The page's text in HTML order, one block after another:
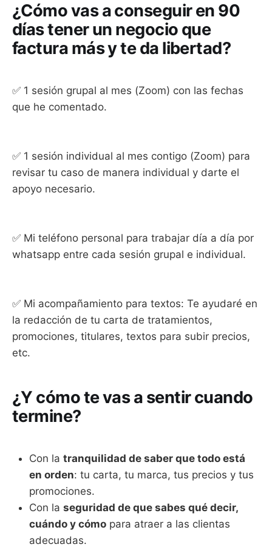
¿Cómo vas a conseguir en 90
días tener un negocio que
factura más y te da libertad?
✅ 1 sesión grupal al mes (Zoom) con las fechas
que he comentado.
✅ 1 sesión individual al mes contigo (Zoom) para
revisar tu caso de manera individual y darte el
apoyo necesario.
✅ Mi teléfono personal para trabajar día a día por
whatsapp entre cada sesión grupal e individual.
✅ Mi acompañamiento para textos: Te ayudaré en
la redacción de tu carta de tratamientos,
promociones, titulares, textos para subir precios,
etc.
¿Y cómo te vas a sentir cuando
termine?
Con la tranquilidad de saber que todo está
en orden: tu carta, tu marca, tus precios y tus
promociones.
Con la seguridad de que sabes qué decir,
cuándo y cómo para atraer a las clientas
adecuadas.